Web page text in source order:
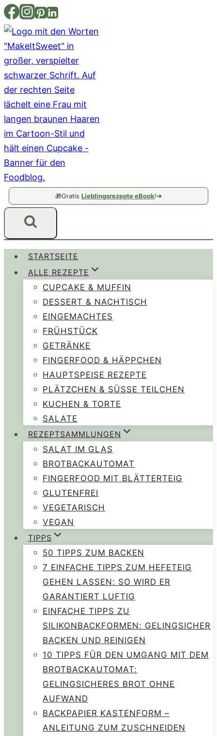
Zum
Inhalt
springen
🎁Gratis Lieblingsrezepte eBook!➔
STARTSEITE
ALLE REZEPTE
CUPCAKE & MUFFIN
DESSERT & NACHTISCH
EINGEMACHTES
FRÜHSTÜCK
GETRÄNKE
FINGERFOOD & HÄPPCHEN
HAUPTSPEISE REZEPTE
PLÄTZCHEN & SÜSSE TEILCHEN
KUCHEN & TORTE
SALATE
REZEPTSAMMLUNGEN
SALAT IM GLAS
BROTBACKAUTOMAT
FINGERFOOD MIT BLÄTTERTEIG
GLUTENFREI
VEGETARISCH
VEGAN
TIPPS
50 TIPPS ZUM BACKEN
7 EINFACHE TIPPS ZUM HEFETEIG
GEHEN LASSEN: SO WIRD ER
GARANTIERT LUFTIG
EINFACHE TIPPS ZU
SILIKONBACKFORMEN: GELINGSICHER
BACKEN UND REINIGEN
10 TIPPS FÜR DEN UMGANG MIT DEM
BROTBACKAUTOMAT:
GELINGSICHERES BROT OHNE
AUFWAND
BACKPAPIER KASTENFORM –
ANLEITUNG ZUM ZUSCHNEIDEN